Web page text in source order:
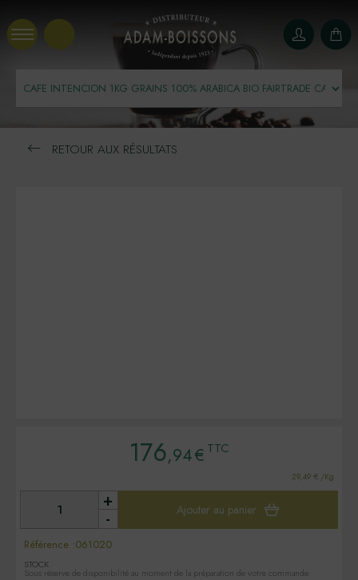
RETOUR AUX RÉSULTATS
176,94€ TTC
29,49 € /Kg
-
+ Ajouter au panier
Référence :061020
STOCK
Sous réserve de disponibilité au moment de la préparation de votre commande.